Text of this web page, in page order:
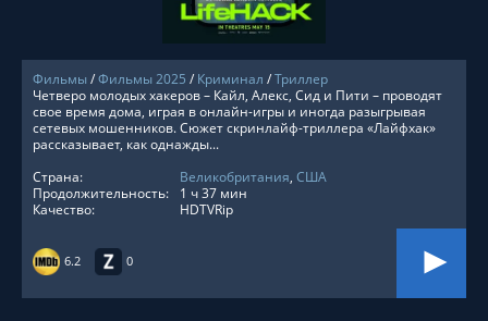
Фильмы/Фильмы 2025 / Криминал /Триллер
6.2 0
Четверо молодых хакеров – Кайл, Алекс, Сид и Пити – проводят
свое время дома, играя в онлайн-игры и иногда разыгрывая
сетевых мошенников. Сюжет скринлайф-триллера «Лайфхак»
рассказывает, как однажды...
Страна:
Великобритания, США
Продолжительность:
1 ч 37 мин
Качество:
HDTVRip